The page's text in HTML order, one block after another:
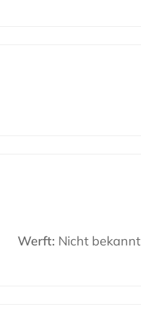
Werft:Nicht bekannt